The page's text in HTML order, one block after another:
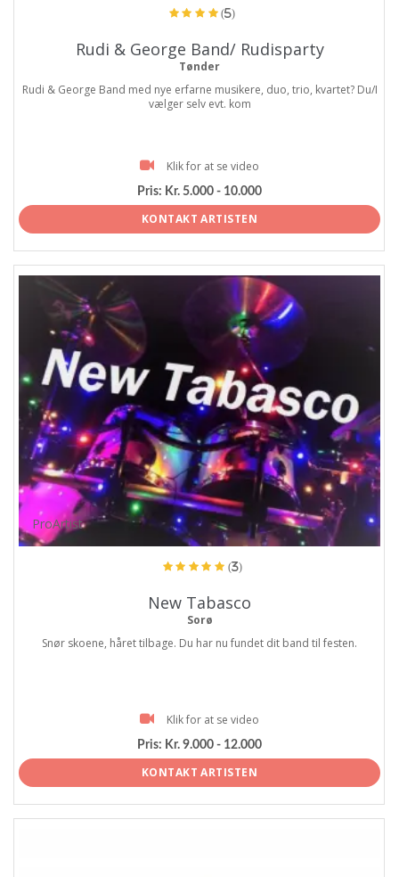
(5)
Rudi & George Band/ Rudisparty
Tønder
Rudi & George Band med nye erfarne musikere, duo, trio, kvartet? Du/I
vælger selv evt. kom
Klik for at se video
Pris: Kr. 5.000 - 10.000
KONTAKT ARTISTEN
ProArtist
(3)
New Tabasco
Sorø
Snør skoene, håret tilbage. Du har nu fundet dit band til festen.
Klik for at se video
Pris: Kr. 9.000 - 12.000
KONTAKT ARTISTEN